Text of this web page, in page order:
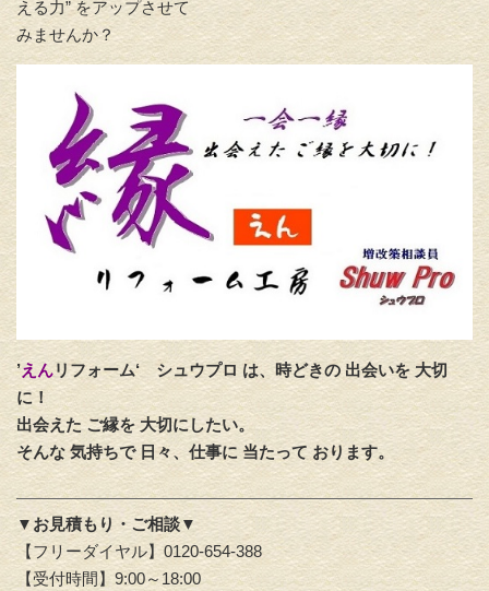
える力”をアップさせて
みませんか？
’えんリフォーム‘ シュウプロ は、時どきの 出会いを 大切
に！
出会えた ご縁を 大切にしたい。
そんな 気持ちで 日々、仕事に 当たって おります。
▼お見積もり・ご相談▼
【フリーダイヤル】0120-654-388
【受付時間】9:00～18:00